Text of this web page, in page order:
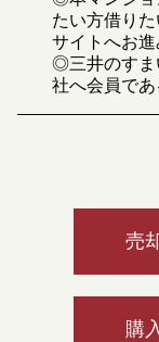
たい方借り
サイトへお進
◎三井のすま
社へ会員で
売
購